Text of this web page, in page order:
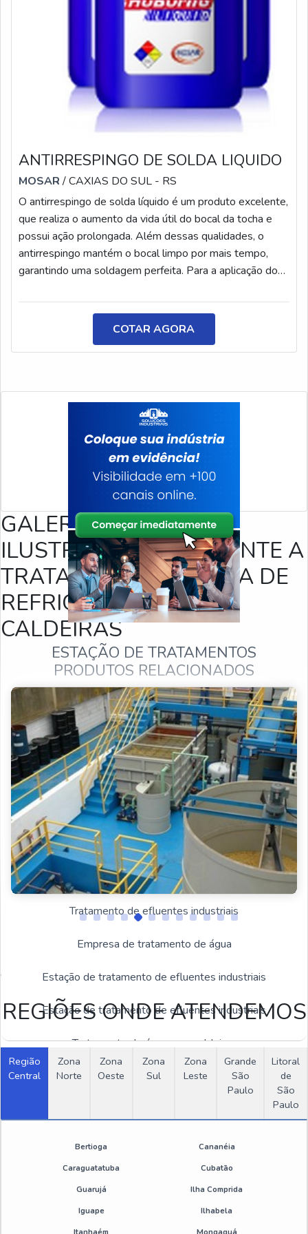
ANTIRRESPINGO DE SOLDA LIQUIDO
MOSAR/ CAXIAS DO SUL - RS
O antirrespingo de solda líquido é um produto excelente,
que realiza o aumento da vida útil do bocal da tocha e
possui ação prolongada. Além dessas qualidades, o
antirrespingo mantém o bocal limpo por mais tempo,
garantindo uma soldagem perfeita. Para a aplicação do
manual.CONHEÇA O ANTIRRESPINGO O produto é
vantajoso para a indústria, principalmente por possuir
uma fórmula especial, que foi desenvolvida para evitar a
aderência de resping
COTAR AGORA
ESTAÇÃO DE TRATAMENTOS
PRODUTOS RELACIONADOS
Tratamento de água e esgoto
Estação de tratamento
Estação de tratamento de efluentes
Sistema de tratamento de água
Estação de tratamento
Estação de tratamento de efluentes
Tratamento de efluentes industriais
Empresa de tratamento de água
Estação de tratamento de efluentes industriais
Estação de tratamento de efluentes industriais
Tratamento de água para caldeiras
Empresa de tratamento de efluentes
Inspeção vasos de pressão
Inspeção em caldeiras
Empresa de tratamento de efluentes industriais
OUTRAS CATEGORIAS
Produtos Químicos Industriais
GALERIA DE IMAGENS
ILUSTRATIVAS REFERENTE A
TRATAMENTO DE ÁGUA DE
REFRIGERAÇÃO E
CALDEIRAS
disponível livremente na internet
REGIÕES ONDE ATENDEMOS
Região
Central
Zona
Norte
Zona
Oeste
Zona
Sul
Zona
Leste
Grande
São
Paulo
Litoral
de
São
Paulo
Bertioga Cananéia
Caraguatatuba Cubatão
Guarujá Ilha Comprida
Iguape Ilhabela